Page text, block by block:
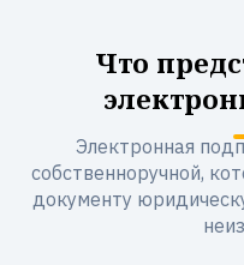
Что
Электронная
собственноручной,
документу